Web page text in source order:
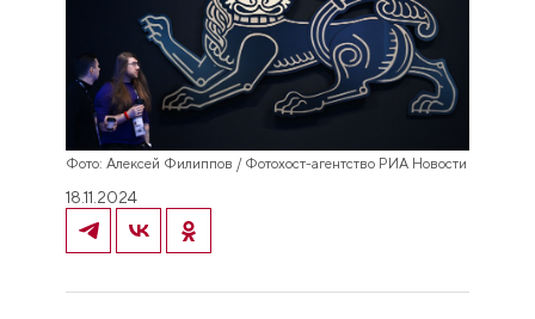
Фото: Алексей Филиппов / Фотохост-агентство РИА Новости
18.11.2024